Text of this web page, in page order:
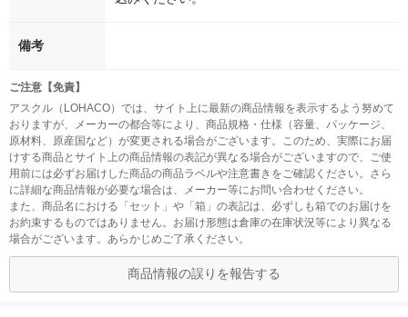
備考
ご注意【免責】
アスクル（LOHACO）では、サイト上に最新の商品情報を表示するよう努めて
おりますが、メーカーの都合等により、商品規格・仕様（容量、パッケージ、
原材料、原産国など）が変更される場合がございます。このため、実際にお届
けする商品とサイト上の商品情報の表記が異なる場合がございますので、ご使
用前には必ずお届けした商品の商品ラベルや注意書きをご確認ください。さら
に詳細な商品情報が必要な場合は、メーカー等にお問い合わせください。
また、商品名における「セット」や「箱」の表記は、必ずしも箱でのお届けを
お約束するものではありません。お届け形態は倉庫の在庫状況等により異なる
場合がございます。あらかじめご了承ください。
商品情報の誤りを報告する